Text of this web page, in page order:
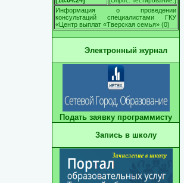
Информация о проведении
консультаций специалистами ГКУ
«Центр выплат «Тверская семья» (0)
Электронный журнал
Подать заявку программисту
Запись в школу